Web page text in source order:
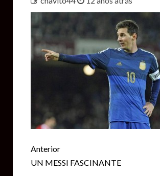
Seguir
leyendo
Anterior
UN MESSI FASCINANTE